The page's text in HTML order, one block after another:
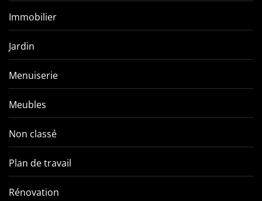
Immobilier
Jardin
Menuiserie
Meubles
Non classé
Plan de travail
Rénovation